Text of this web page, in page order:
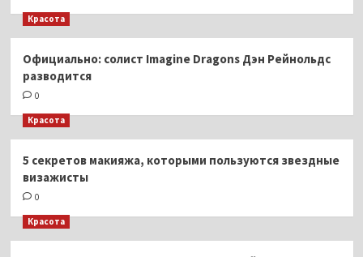
Красота
Официально: солист Imagine Dragons Дэн Рейнольдс
разводится
0
Красота
5 секретов макияжа, которыми пользуются звездные
визажисты
0
Красота